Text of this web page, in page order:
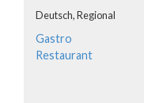
Deutsch,Regional
Gastro
Restaurant